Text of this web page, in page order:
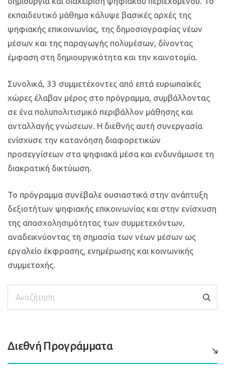
εκπαιδευτικό μάθημα κάλυψε βασικές αρχές της
ψηφιακής επικοινωνίας, της δημοσιογραφίας νέων
μέσων και της παραγωγής πολυμέσων, δίνοντας
έμφαση στη δημιουργικότητα και την καινοτομία.
Συνολικά, 33 συμμετέχοντες από επτά ευρωπαϊκές
χώρες έλαβαν μέρος στο πρόγραμμα, συμβάλλοντας
σε ένα πολυπολιτισμικό περιβάλλον μάθησης και
ανταλλαγής γνώσεων. Η διεθνής αυτή συνεργασία
ενίσχυσε την κατανόηση διαφορετικών
προσεγγίσεων στα ψηφιακά μέσα και ενδυνάμωσε τη
διακρατική δικτύωση.
Το πρόγραμμα συνέβαλε ουσιαστικά στην ανάπτυξη
δεξιοτήτων ψηφιακής επικοινωνίας και στην ενίσχυση
της απασχολησιμότητας των συμμετεχόντων,
αναδεικνύοντας τη σημασία των νέων μέσων ως
εργαλείο έκφρασης, ενημέρωσης και κοινωνικής
συμμετοχής.
Διεθνή Προγράμματα